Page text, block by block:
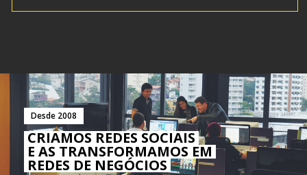
Desde 2008
CRIAMOS REDES SOCIAIS
E AS TRANSFORMAMOS EM
REDES DE NEGÓCIOS